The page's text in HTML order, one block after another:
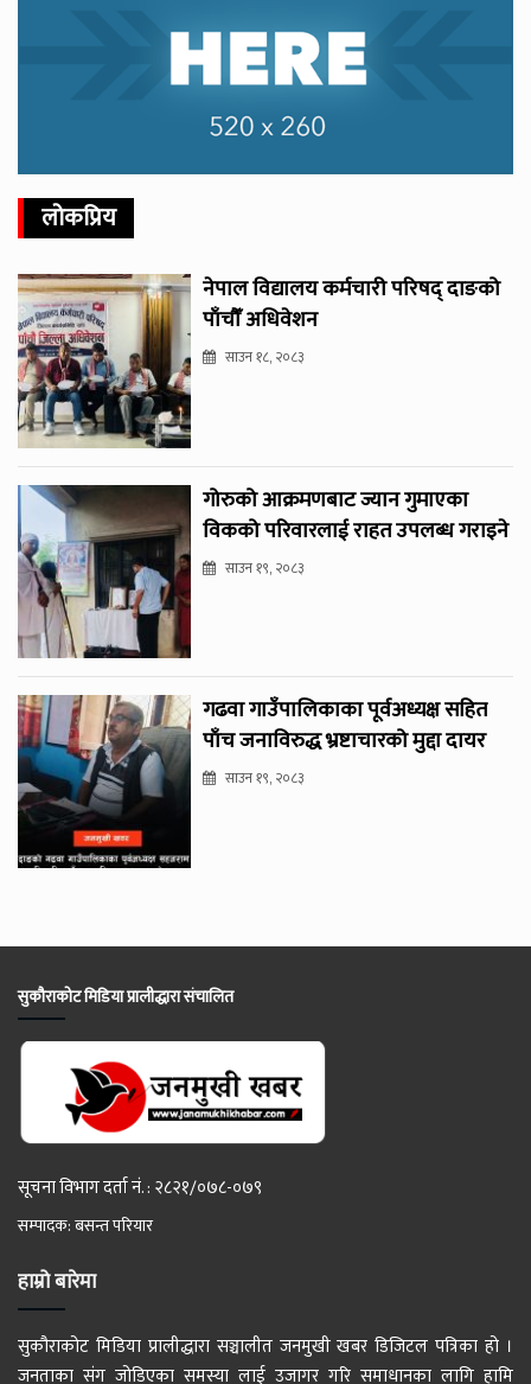
लोकप्रिय
नेपाल विद्यालय कर्मचारी परिषद् दाङको
पाँचौँ अधिवेशन
साउन १८, २०८३
गोरुको आक्रमणबाट ज्यान गुमाएका
विकको परिवारलाई राहत उपलब्ध गराइने
साउन १९, २०८३
गढवा गाउँपालिकाका पूर्वअध्यक्ष सहित
पाँच जनाविरुद्ध भ्रष्टाचारको मुद्दा दायर
साउन १९, २०८३
सुकौराकोट मिडिया प्रालीद्धारा संचालित
सूचना विभाग दर्ता नं. : २८२१/०७८-०७९
सम्पादक: बसन्त परियार
हाम्रो बारेमा
सुकौराकोट मिडिया प्रालीद्धारा सञ्चालीत जनमुखी खबर डिजिटल पत्रिका हो ।
जनताका संग जोडिएका समस्या लाई उजागर गरि समाधानका लागि हामि